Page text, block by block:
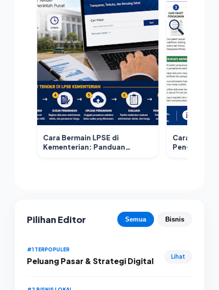
Cara Bermain LPSE di
Kementerian: Panduan
Cara
Pengadaan
Pilihan Editor Semua Bisnis
#1 TERPOPULER
Peluang Pasar & Strategi Digital Lihat